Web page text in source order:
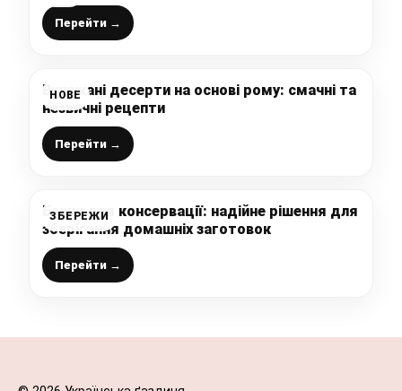
Перейти →
НОВЕ
Вишукані десерти на основі рому: смачні та
незвичні рецепти
Перейти →
ЗБЕРЕЖИ
Банки для консервації: надійне рішення для
зберігання домашніх заготовок
Перейти →